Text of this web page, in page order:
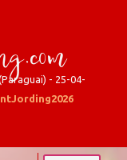
- 25-04-